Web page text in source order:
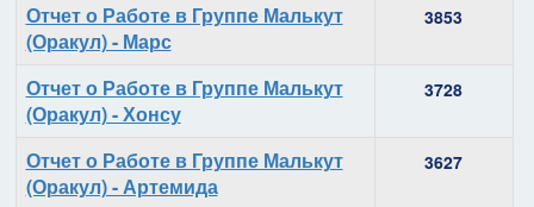
Отчет о Работе в Группе Малькут
(Оракул) - Марс
3853
Отчет о Работе в Группе Малькут
(Оракул) - Хонсу
3728
Отчет о Работе в Группе Малькут
(Оракул) - Артемида
3627